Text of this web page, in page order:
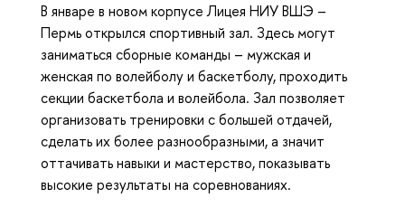
В январе в новом корпусе Лицея НИУ ВШЭ –
Пермь открылся спортивный зал. Здесь могут
заниматься сборные команды – мужская и
женская по волейболу и баскетболу, проходить
секции баскетбола и волейбола. Зал позволяет
организовать тренировки с большей отдачей,
сделать их более разнообразными, а значит
оттачивать навыки и мастерство, показывать
высокие результаты на соревнованиях.